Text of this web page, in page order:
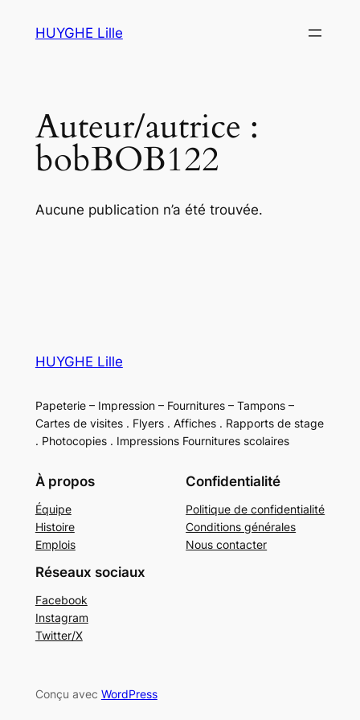
HUYGHE Lille
Auteur/autrice :
bobBOB122
Aucune publication n’a été trouvée.
HUYGHE Lille
Papeterie – Impression – Fournitures – Tampons –
Cartes de visites . Flyers . Affiches . Rapports de stage
. Photocopies . Impressions Fournitures scolaires
À propos
Équipe
Histoire
Emplois
Confidentialité
Politique de confidentialité
Conditions générales
Nous contacter
Réseaux sociaux
Facebook
Instagram
Twitter/X
Conçu avec WordPress